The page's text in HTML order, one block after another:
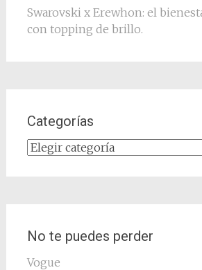
Swarovski x Erewhon: el
con topping de brillo.
Categorías
Categorías
No te puedes perder
Vogue